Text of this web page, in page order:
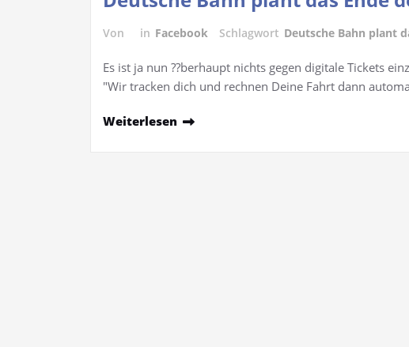
Von in Facebook Schlagwort Deutsche Bahn plant
Es ist ja nun ??berhaupt nichts gegen digitale Tickets
"Wir tracken dich und rechnen Deine Fahrt dann
Weiterlesen